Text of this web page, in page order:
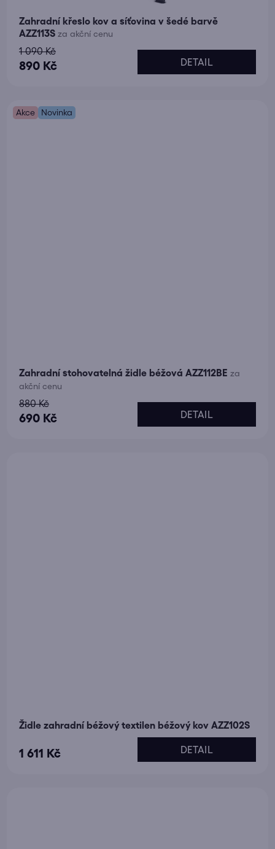
Zahradní křeslo kov a síťovina v šedé barvě
AZZ113S za akční cenu
890 Kč
1 090 Kč
DETAIL
Akce Novinka
Zahradní stohovatelná židle béžová AZZ112BE za
akční cenu
690 Kč
880 Kč
DETAIL
Židle zahradní béžový textilen béžový kov AZZ102S
1 611 Kč DETAIL